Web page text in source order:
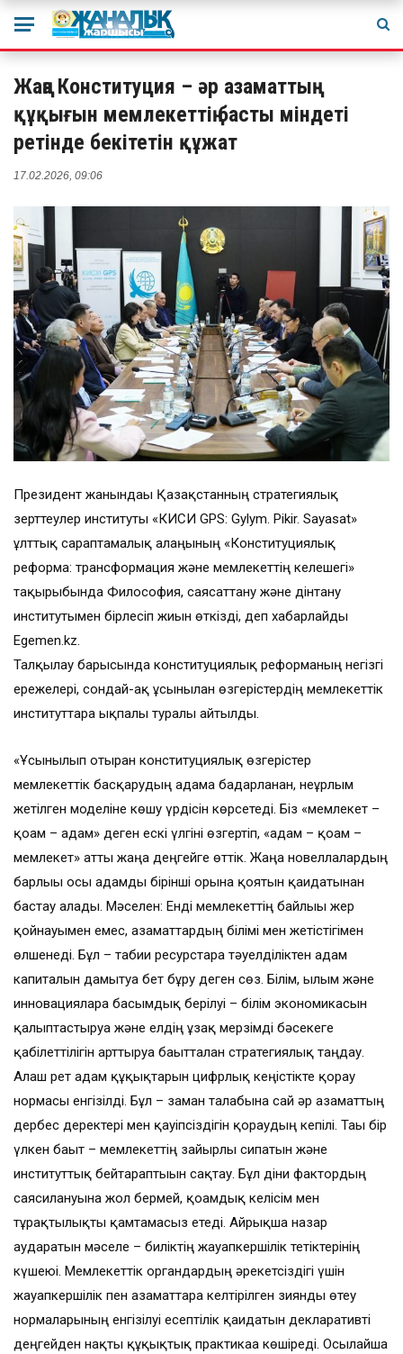
Жаңа Конституция – әр азаматтың
құқығын мемлекеттің басты міндеті
ретінде бекітетін құжат
17.02.2026, 09:06
Президент жанындағы Қазақстанның стратегиялық
зерттеулер институты «КИСИ GPS: Gylym. Pikir. Sayasat»
ұлттық сараптамалық алаңының «Конституциялық
реформа: трансформация және мемлекеттің келешегі»
тақырыбында Философия, саясаттану және дінтану
институтымен бірлесіп жиын өткізді, деп хабарлайды
Egemen.kz.
Талқылау барысында конституциялық реформаның негізгі
ережелері, сондай-ақ ұсынылған өзгерістердің мемлекеттік
институттарға ықпалы туралы айтылды.
«Ұсынылып отырған конституциялық өзгерістер
мемлекеттік басқарудың адамға бағдарланған, неғұрлым
жетілген моделіне көшу үрдісін көрсетеді. Біз «мемлекет –
қоғам – адам» деген ескі үлгіні өзгертіп, «адам – қоғам –
мемлекет» атты жаңа деңгейге өттік. Жаңа новеллалардың
барлығы осы адамды бірінші орынға қоятын қағидатынан
бастау алады. Мәселен: Енді мемлекеттің байлығы жер
қойнауымен емес, азаматтардың білімі мен жетістігімен
өлшенеді. Бұл – табиғи ресурстарға тәуелділіктен адам
капиталын дамытуға бет бұру деген сөз. Білім, ғылым және
инновацияларға басымдық берілуі – білім экономикасын
қалыптастыруға және елдің ұзақ мерзімді бәсекеге
қабілеттілігін арттыруға бағытталған стратегиялық таңдау.
Алғаш рет адам құқықтарын цифрлық кеңістікте қорғау
нормасы енгізілді. Бұл – заман талабына сай әр азаматтың
дербес деректері мен қауіпсіздігін қорғаудың кепілі. Тағы бір
үлкен бағыт – мемлекеттің зайырлы сипатын және
институттық бейтараптығын сақтау. Бұл діни фактордың
саясилануына жол бермей, қоғамдық келісім мен
тұрақтылықты қамтамасыз етеді. Айрықша назар
аударатын мәселе – биліктің жауапкершілік тетіктерінің
күшеюі. Мемлекеттік органдардың әрекетсіздігі үшін
жауапкершілік пен азаматтарға келтірілген зиянды өтеу
нормаларының енгізілуі есептілік қағидатын декларативті
деңгейден нақты құқықтық практикаға көшіреді. Осылайша